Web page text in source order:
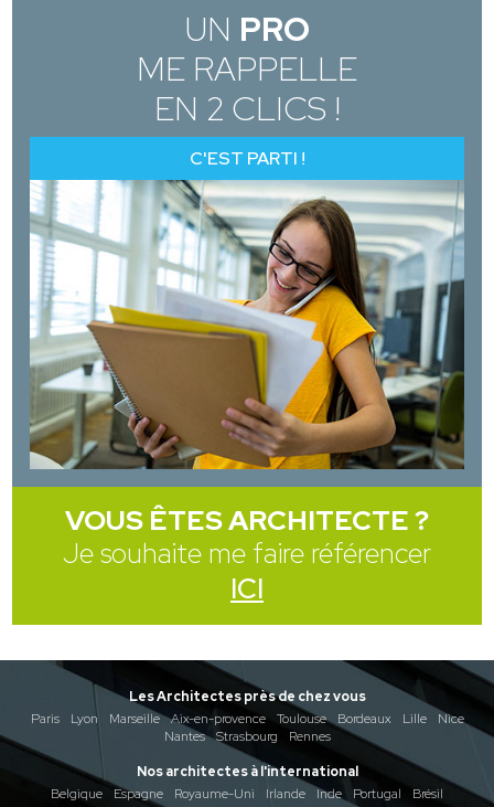
UN PRO
ME RAPPELLE
EN 2 CLICS !
C'EST PARTI !
VOUS ÊTES ARCHITECTE ?
Je souhaite me faire référencer
ICI
Les Architectes près de chez vous
Paris
Lyon Marseille Aix-en-provence Toulouse Bordeaux Lille
Nice
Nantes
Strasbourg
Rennes
Nos architectes à l'international
Belgique
Espagne Royaume-Uni Irlande Inde Portugal
Brésil